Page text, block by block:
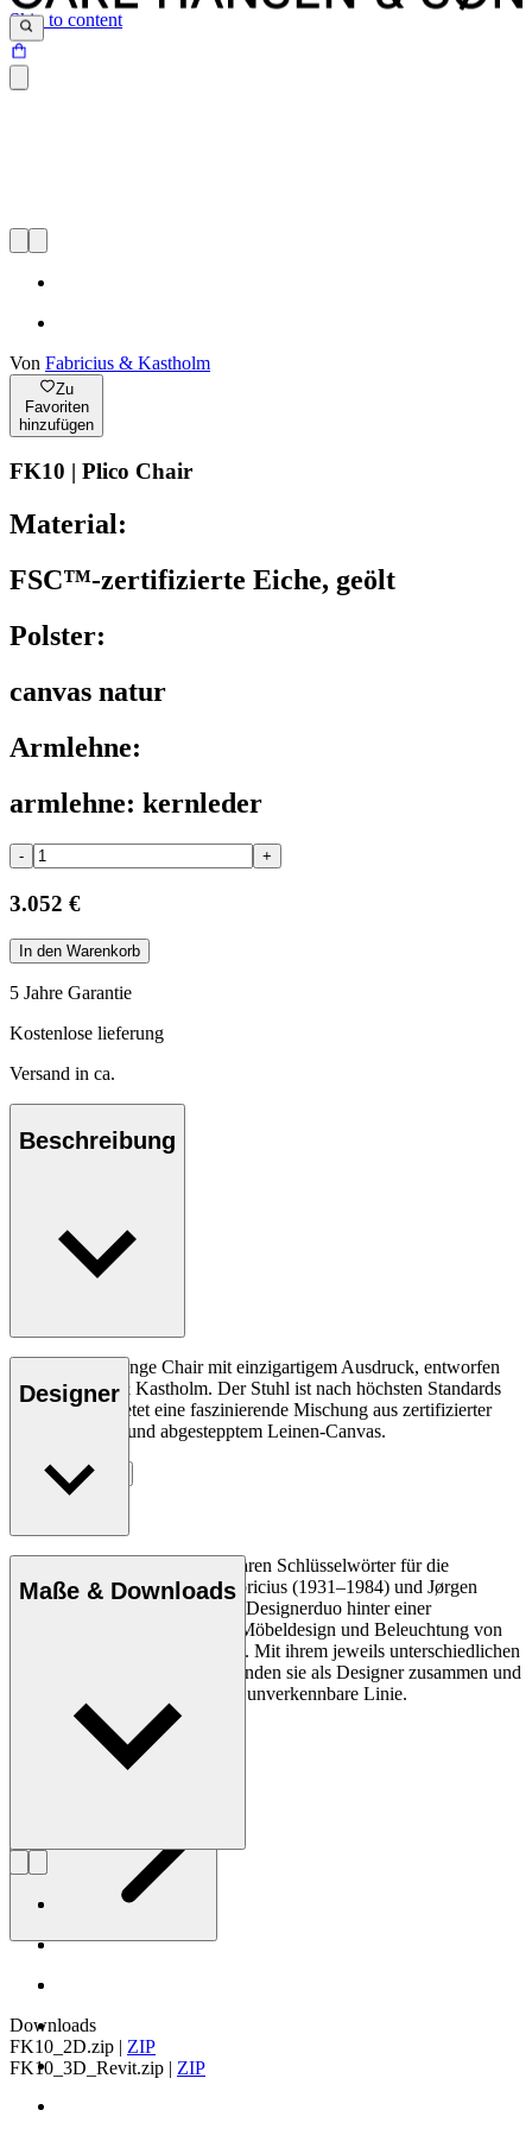
Skip to content
Von Fabricius & Kastholm
Zu
Favoriten
hinzufügen
FK10 | Plico Chair
Material:
FSC™-zertifizierte Eiche, geölt
Polster:
canvas natur
Armlehne:
armlehne: kernleder
- +
3.052 €
In den Warenkorb
5 Jahre Garantie
Kostenlose lieferung
Versand in ca.
Beschreibung
Klappbarer Lounge Chair mit einzigartigem Ausdruck, entworfen
von Fabricius & Kastholm. Der Stuhl ist nach höchsten Standards
gefertigt und bietet eine faszinierende Mischung aus zertifizierter
massiver Eiche und abgestepptem Leinen-Canvas.
Entdecke mehr
Designer
Funktion und Minimalismus waren Schlüsselwörter für die
dänischen Designer Preben Fabricius (1931–1984) und Jørgen
Kastholm (1931–2007), die als Designerduo hinter einer
umfangreichen Kollektion mit Möbeldesign und Beleuchtung von
internationalem Format standen. Mit ihrem jeweils unterschiedlichen
handwerklichen Hintergrund fanden sie als Designer zusammen und
entwickelten eine gemeinsame, unverkennbare Linie.
Profil Fabricius & Kastholm
Maße & Downloads
Downloads
FK10_2D.zip | ZIP
FK10_3D_Revit.zip | ZIP